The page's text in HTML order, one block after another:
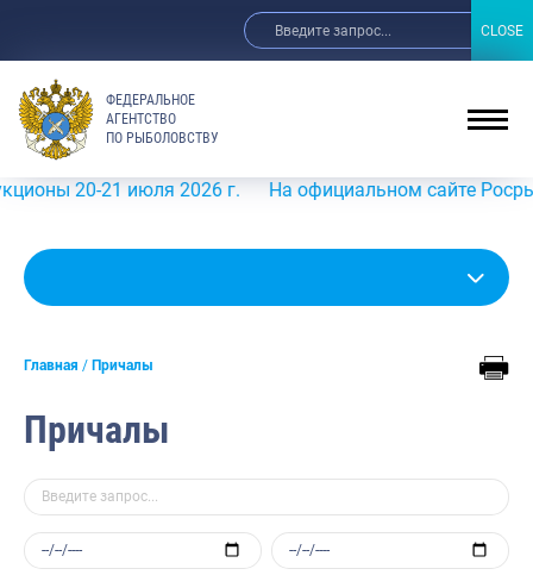
ФЕДЕРАЛЬНОЕ
АГЕНТСТВО
ПО РЫБОЛОВСТВУ
21 июля 2026 г. На официальном сайте
Главная Причалы
Причалы
CLOSE
CLOSE